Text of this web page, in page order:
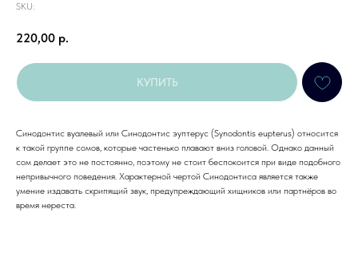
SKU:
220,00 р.
КУПИТЬ
Синодонтис вуалевый или Синодонтис эуптерус (Synodontis eupterus) относится
к такой группе сомов, которые частенько плавают вниз головой. Однако данный
сом делает это не постоянно, поэтому не стоит беспокоится при виде подобного
непривычного поведения. Характерной чертой Синодонтиса является также
умение издавать скрипящий звук, предупреждающий хищников или партнёров во
время нереста.